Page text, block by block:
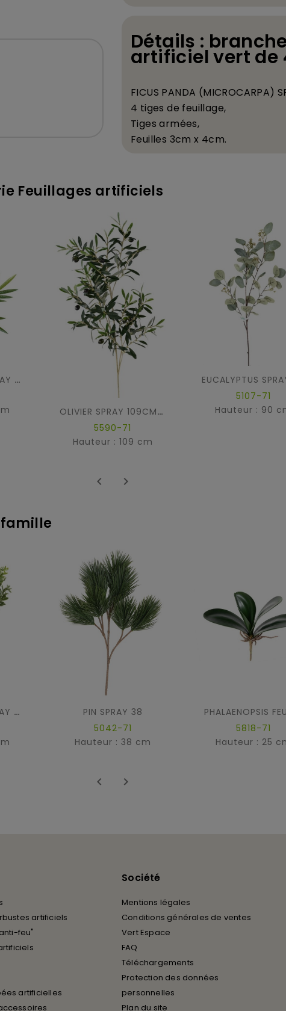
Détails :
artificiel vert de
FICUS PANDA (MICROCARPA)
4 tiges de feuillage,
Tiges armées,
Feuilles 3cm x 4cm.
Feuillages artificiels
BAMBOU NEW SPRAY UV
OLIVIER SPRAY 109CM *306*12ft
5590-71
Hauteur : 109 cm
EUCALYPTUS
5107-71
Hauteur : 90
 
BUIS RED DAY SPRAY UV
PIN SPRAY 38
5042-71
Hauteur : 38 cm
PHALAENOPSIS
5818-71
Hauteur : 25
 
artificiels
feu"
artificielles
Société
Mentions légales
Conditions générales de ventes
Vert Espace
FAQ
Téléchargements
Protection des données
personnelles
Plan du site